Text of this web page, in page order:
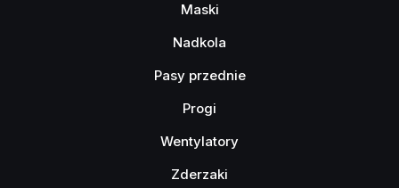
Maski
Nadkola
Pasy przednie
Progi
Wentylatory
Zderzaki